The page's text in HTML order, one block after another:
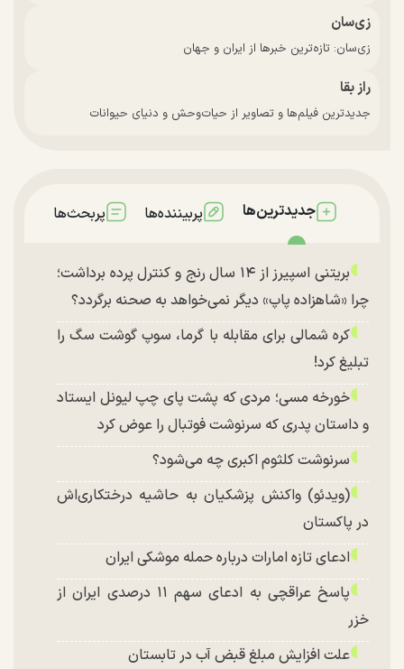
زی‌سان
زی‌سان: تازه‌ترین خبرها از ایران و جهان
راز بقا
جدیدترین فیلم‌ها و تصاویر از حیات‌وحش و دنیای حیوانات
جدیدترین‌ها پربیننده‌ها پربحث‌ها
بریتنی اسپیرز از ۱۴ سال رنج و کنترل پرده برداشت؛
چرا «شاهزاده پاپ» دیگر نمی‌خواهد به صحنه برگردد؟
کره شمالی برای مقابله با گرما، سوپ گوشت سگ را
تبلیغ کرد!
خورخه مسی؛ مردی که پشت پای چپ لیونل ایستاد
و داستان پدری که سرنوشت فوتبال را عوض کرد
سرنوشت کلثوم اکبری چه می‌شود؟
(ویدئو) واکنش پزشکیان به حاشیه درختکاری‌اش
در پاکستان
ادعای تازه امارات درباره حمله موشکی ایران
پاسخ عراقچی به ادعای سهم ۱۱ درصدی ایران از
خزر
علت افزایش مبلغ قبض آب در تابستان